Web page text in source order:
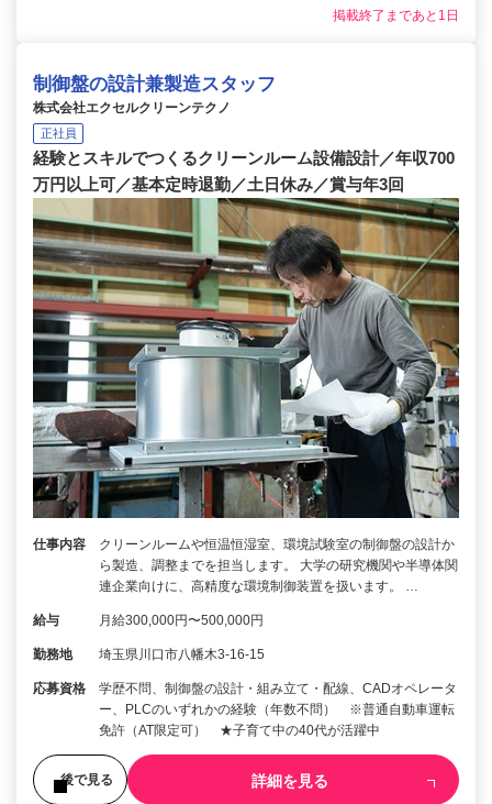
掲載終了まであと1日
制御盤の設計兼製造スタッフ
株式会社エクセルクリーンテクノ
正社員
経験とスキルでつくるクリーンルーム設備設計／年収700
万円以上可／基本定時退勤／土日休み／賞与年3回
仕事内容
クリーンルームや恒温恒湿室、環境試験室の制御盤の設計か
ら製造、調整までを担当します。 大学の研究機関や半導体関
連企業向けに、高精度な環境制御装置を扱います。 …
給与 月給300,000円〜500,000円
勤務地 埼玉県川口市八幡木3-16-15
応募資格
学歴不問、制御盤の設計・組み立て・配線、CADオペレータ
ー、PLCのいずれかの経験（年数不問） ※普通自動車運転
免許（AT限定可） ★子育て中の40代が活躍中
後で見る 詳細を見る